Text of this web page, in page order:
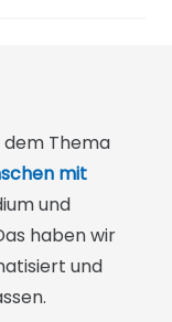
Thema
mit
und
haben wir
und